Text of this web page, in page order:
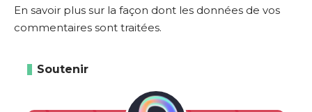
En savoir plus sur la façon dont les données de vos
commentaires sont traitées.
Soutenir